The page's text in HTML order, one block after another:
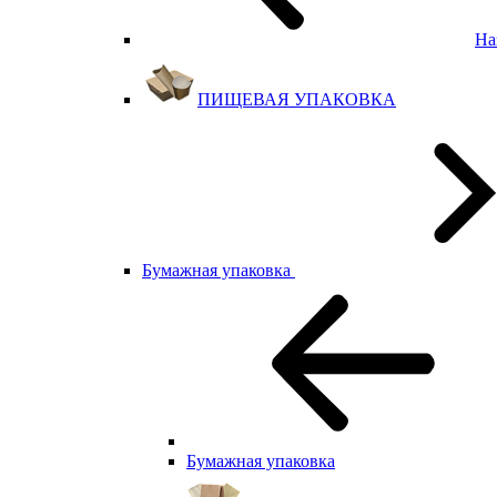
ПИЩЕВАЯ УПАКОВКА
Бумажная упаковка
Бумажная упаковка